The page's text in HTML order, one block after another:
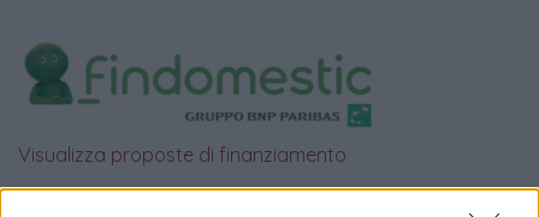
Visualizza proposte di finanziamento